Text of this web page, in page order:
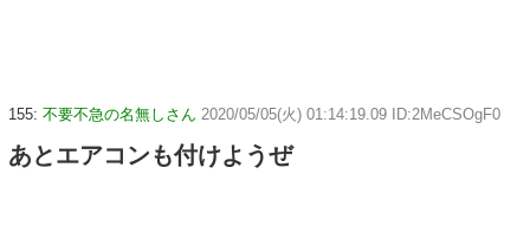
155: 不要不急の名無しさん 2020/05/05(火) 01:14:19.09 ID:2MeCSOgF0
あとエアコンも付けようぜ